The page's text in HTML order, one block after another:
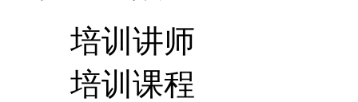
培训讲师
培训课程